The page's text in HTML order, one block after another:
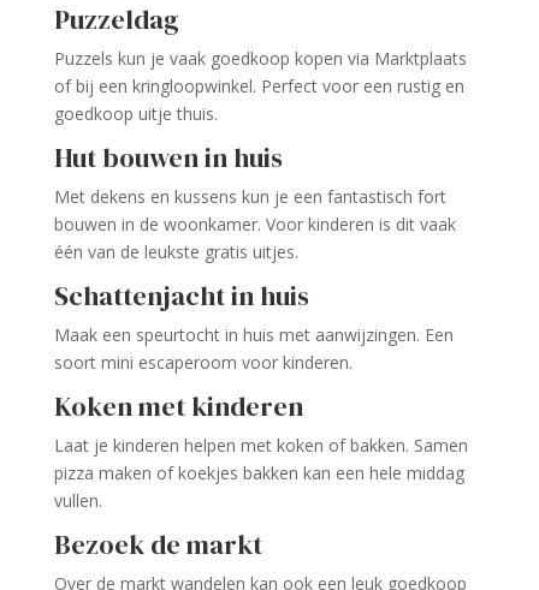
Puzzeldag
Puzzels kun je vaak goedkoop kopen via Marktplaats
of bij een kringloopwinkel. Perfect voor een rustig en
goedkoop uitje thuis.
Hut bouwen in huis
Met dekens en kussens kun je een fantastisch fort
bouwen in de woonkamer. Voor kinderen is dit vaak
één van de leukste gratis uitjes.
Schattenjacht in huis
Maak een speurtocht in huis met aanwijzingen. Een
soort mini escaperoom voor kinderen.
Koken met kinderen
Laat je kinderen helpen met koken of bakken. Samen
pizza maken of koekjes bakken kan een hele middag
vullen.
Bezoek de markt
Over de markt wandelen kan ook een leuk goedkoop